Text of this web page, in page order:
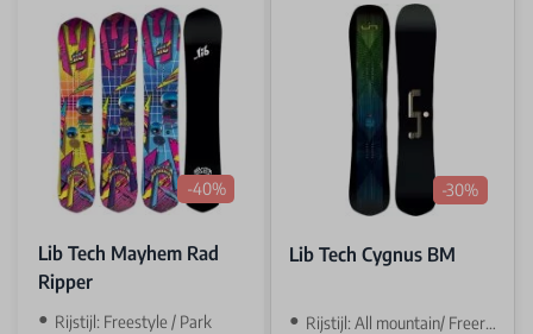
-40%
Lib Tech Mayhem Rad
Ripper
Rijstijl: Freestyle / Park
-30%
Lib Tech Cygnus BM
Rijstijl: All mountain/ Freeride